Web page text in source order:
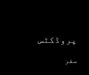
پروڈکٹس
سفر